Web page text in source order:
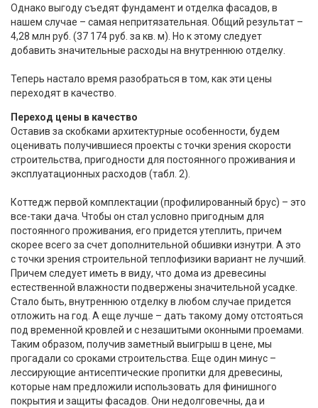
Однако выгоду съедят фундамент и отделка фасадов, в
нашем случае – самая непритязательная. Общий результат –
4,28 млн руб. (37 174 руб. за кв. м). Но к этому следует
добавить значительные расходы на внутреннюю отделку.
Теперь настало время разобраться в том, как эти цены
переходят в качество.
Переход цены в качество
Оставив за скобками архитектурные особенности, будем
оценивать получившиеся проекты с точки зрения скорости
строительства, пригодности для постоянного проживания и
эксплуатационных расходов (табл. 2).
Коттедж первой комплектации (профилированный брус) – это
все-таки дача. Чтобы он стал условно пригодным для
постоянного проживания, его придется утеплить, причем
скорее всего за счет дополнительной обшивки изнутри. А это
с точки зрения строительной теплофизики вариант не лучший.
Причем следует иметь в виду, что дома из древесины
естественной влажности подвержены значительной усадке.
Стало быть, внутреннюю отделку в любом случае придется
отложить на год. А еще лучше – дать такому дому отстояться
под временной кровлей и с незашитыми оконными проемами.
Таким образом, получив заметный выигрыш в цене, мы
прогадали со сроками строительства. Еще один минус –
лессирующие антисептические пропитки для древесины,
которые нам предложили использовать для финишного
покрытия и защиты фасадов. Они недолговечны, да и